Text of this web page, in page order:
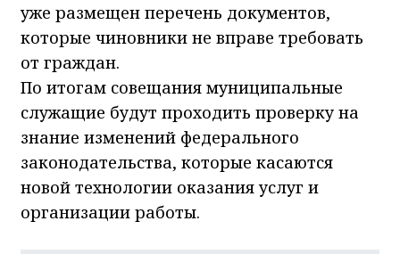
уже размещен перечень документов,
которые чиновники не вправе требовать
от граждан.
По итогам совещания муниципальные
служащие будут проходить проверку на
знание изменений федерального
законодательства, которые касаются
новой технологии оказания услуг и
организации работы.